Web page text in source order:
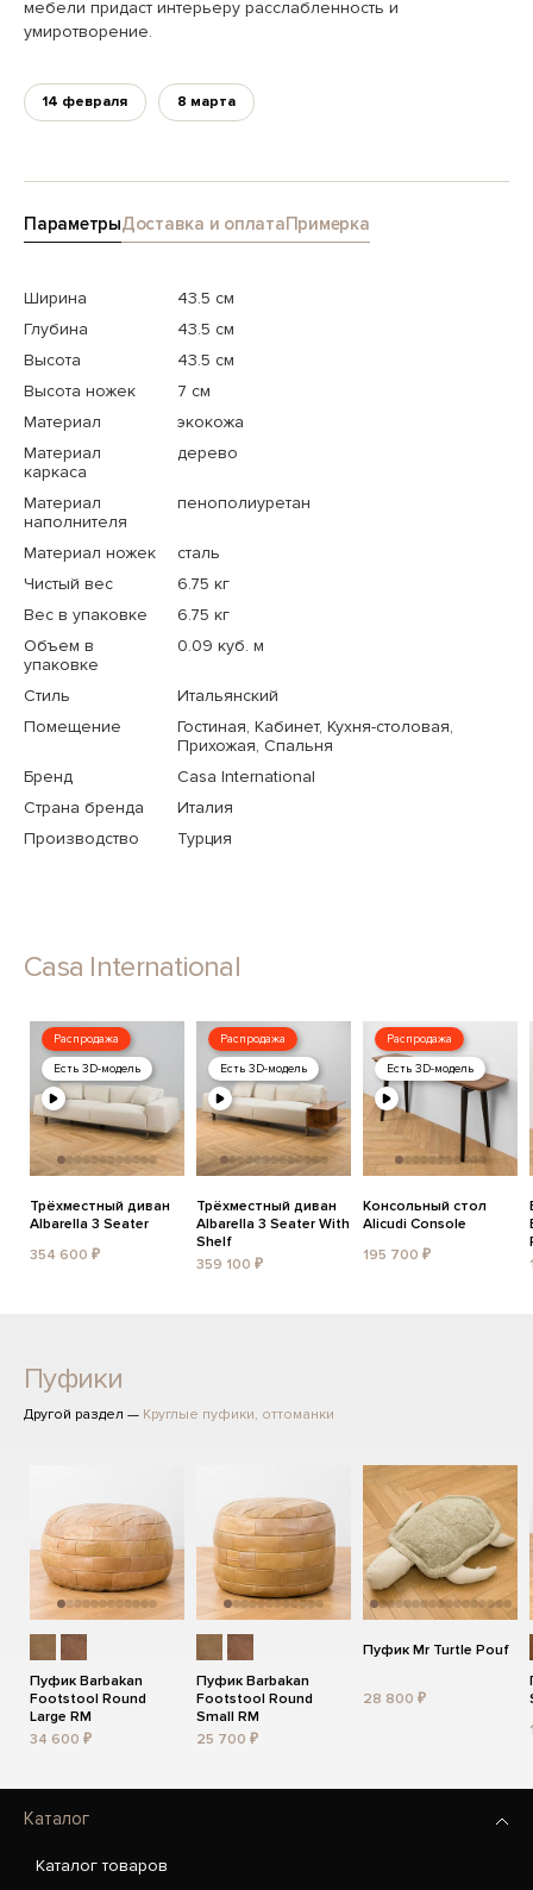
мебели придаст интерьеру расслабленность и
умиротворение.
14 февраля 8 марта
ПараметрыДоставка и оплатаПримерка
Ширина
43.5 см
Глубина
43.5 см
Высота
43.5 см
Высота ножек
7 см
Материал
экокожа
Материал
каркаса
дерево
Материал
наполнителя
пенополиуретан
Материал ножек
сталь
Чистый вес
6.75 кг
Вес в упаковке
6.75 кг
Объем в
упаковке
0.09 куб. м
Стиль
Итальянский
Помещение
Гостиная, Кабинет, Кухня-столовая,
Прихожая, Спальня
Бренд
Casa International
Страна бренда
Италия
Производство
Турция
Casa International
Распродажа
Есть 3D-модель
Трёхместный диван
Albarella 3 Seater
354 600 ₽
Распродажа
Есть 3D-модель
Трёхместный диван
Albarella 3 Seater With
Shelf
359 100 ₽
Распродажа
Есть 3D-модель
Консольный стол
Alicudi Console
195 700 ₽
Пуфики
Другой раздел — Круглые пуфики, оттоманки
Пуфик Barbakan
Footstool Round
Large RM
34 600 ₽
Пуфик Barbakan
Footstool Round
Small RM
25 700 ₽
Пуфик Mr Turtle Pouf
28 800 ₽
Каталог
Каталог товаров